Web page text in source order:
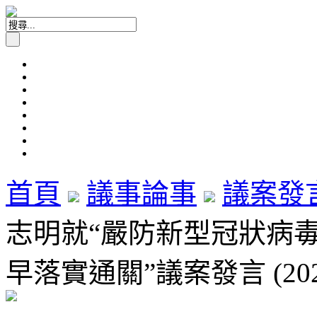
首頁 議事論事
議案發
志明就“嚴防新型冠狀病
早落實通關”議案發言